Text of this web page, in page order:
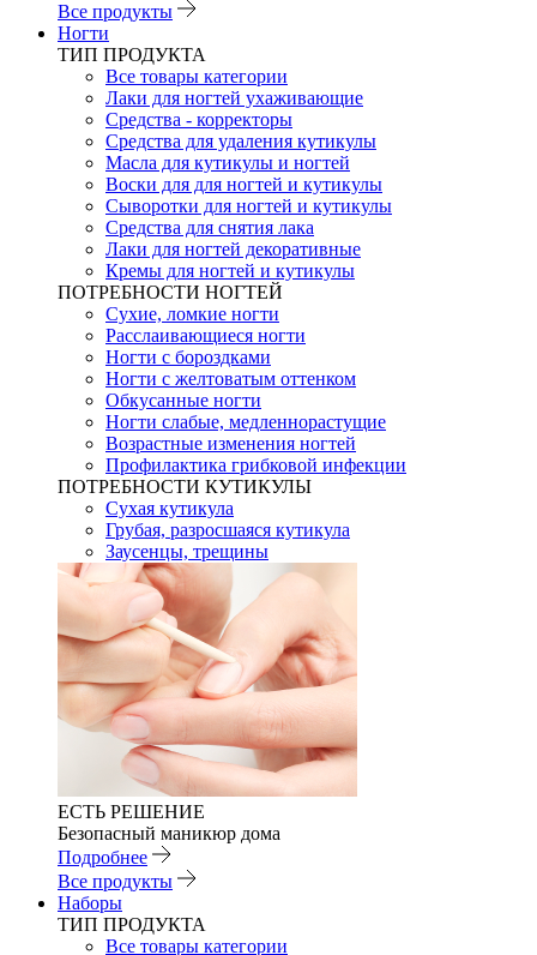
Все продукты
Ногти
ТИП ПРОДУКТА
Все товары категории
Лаки для ногтей ухаживающие
Средства - корректоры
Средства для удаления кутикулы
Масла для кутикулы и ногтей
Воски для для ногтей и кутикулы
Сыворотки для ногтей и кутикулы
Средства для снятия лака
Лаки для ногтей декоративные
Кремы для ногтей и кутикулы
ПОТРЕБНОСТИ НОГТЕЙ
Сухие, ломкие ногти
Расслаивающиеся ногти
Ногти с бороздками
Ногти с желтоватым оттенком
Обкусанные ногти
Ногти слабые, медленнорастущие
Возрастные изменения ногтей
Профилактика грибковой инфекции
ПОТРЕБНОСТИ КУТИКУЛЫ
Сухая кутикула
Грубая, разросшаяся кутикула
Заусенцы, трещины
ЕСТЬ РЕШЕНИЕ
Безопасный маникюр дома
Подробнее
Все продукты
Наборы
ТИП ПРОДУКТА
Все товары категории